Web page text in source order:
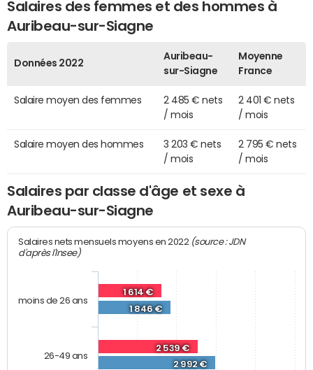
Salaires des femmes et des hommes à
Auribeau-sur-Siagne
Données 2022
Auribeau-
sur-Siagne
Moyenne
France
Salaire moyen des femmes
2 485 € nets
/ mois
2 401 € nets
/ mois
Salaire moyen des hommes
3 203 € nets
/ mois
2 795 € nets
/ mois
Salaires par classe d'âge et sexe à
Auribeau-sur-Siagne
Salaires nets mensuels moyens en 2022 (source : JDN
d'après l'Insee)
1 614 €
2 539 €
1 846 €
2 992 €
moins de 26 ans
26-49 ans